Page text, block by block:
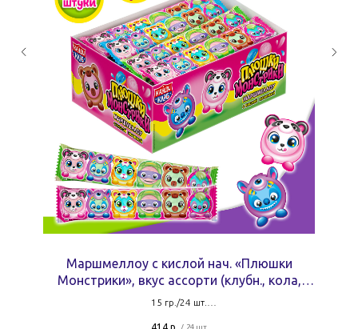
Маршмеллоу с кислой нач. «Плюшки
Монстрики», вкус ассорти (клубн., кола,
виногр.), 15 гр.
15 гр./24 шт.